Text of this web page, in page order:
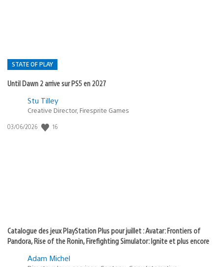
STATE OF PLAY
Until Dawn 2 arrive sur PS5 en 2027
Postée
:
Stu Tilley
Creative Director, Firesprite Games
Date
03/06/2026 16
Catalogue des jeux PlayStation Plus pour juillet : Avatar: Frontiers of
Pandora, Rise of the Ronin, Firefighting Simulator: Ignite et plus encore
Adam Michel